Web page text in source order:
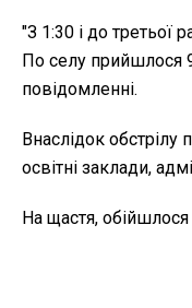
"З 1:30 і до третьої
По селу прийшлося
повідомленні.
Внаслідок
освітні заклади,
На щастя,